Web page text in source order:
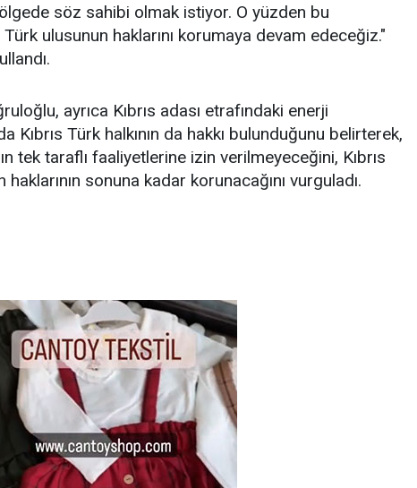
söz sahibi olmak istiyor. O yüzden bu
ulusunun haklarını korumaya devam edeceğiz."
ayrıca Kıbrıs adası etrafındaki enerji
Kıbrıs Türk halkının da hakkı bulunduğunu belirterek,
tek taraflı faaliyetlerine izin verilmeyeceğini, Kıbrıs
haklarının sonuna kadar korunacağını vurguladı.